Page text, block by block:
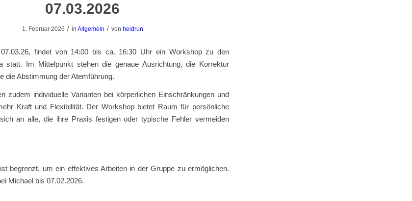
07.03.2026
1. Februar 2026 / in Allgemein / von heidrun
findet von 14:00 bis ca. 16:30 Uhr ein Workshop zu den
statt. Im Mittelpunkt stehen die genaue Ausrichtung, die Korrektur
die Abstimmung der Atemführung.
zudem individuelle Varianten bei körperlichen Einschränkungen und
Kraft und Flexibilität. Der Workshop bietet Raum für persönliche
an alle, die ihre Praxis festigen oder typische Fehler vermeiden
begrenzt, um ein effektives Arbeiten in der Gruppe zu ermöglichen.
Michael bis 07.02.2026.